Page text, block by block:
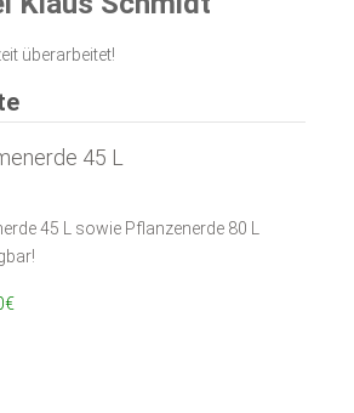
überarbeitet!
45 L
45 L sowie Pflanzenerde 80 L